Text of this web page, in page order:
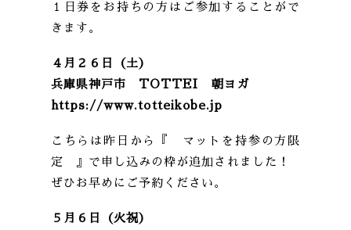
１日券をお持ちの方はご参加することがで
きます。
４月２６日（土）
兵庫県神戸市 TOTTEI 朝ヨガ
https://www.totteikobe.jp
こちらは昨日から『 マットを持参の方限
定 』で申し込みの枠が追加されました！
ぜひお早めにご予約ください。
５月６日（火祝）